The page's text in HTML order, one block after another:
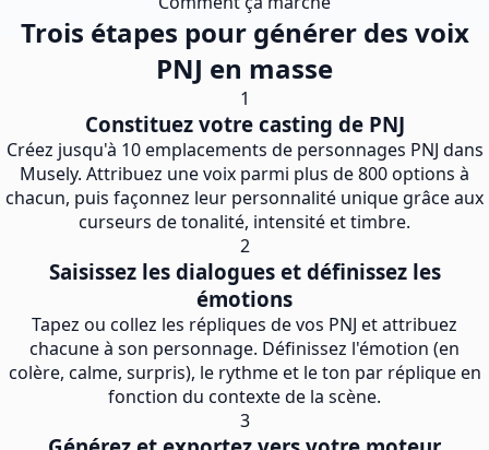
Trois étapes pour générer des voix
PNJ en masse
1
Constituez votre casting de PNJ
Créez jusqu'à 10 emplacements de personnages PNJ dans
Musely. Attribuez une voix parmi plus de 800 options à
chacun, puis façonnez leur personnalité unique grâce aux
curseurs de tonalité, intensité et timbre.
2
Saisissez les dialogues et définissez les
émotions
Tapez ou collez les répliques de vos PNJ et attribuez
chacune à son personnage. Définissez l'émotion (en
colère, calme, surpris), le rythme et le ton par réplique en
fonction du contexte de la scène.
3